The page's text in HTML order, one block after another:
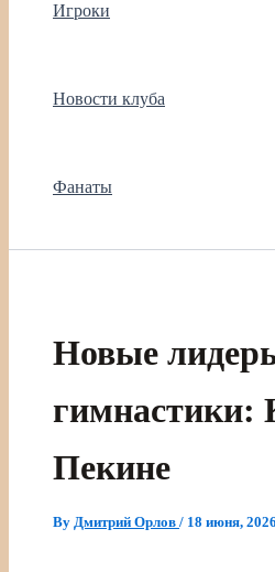
Игроки
Новости клуба
Фанаты
Новые
гимнастики:
Пекине
By Дмитрий Орлов / 18 июня, 2026